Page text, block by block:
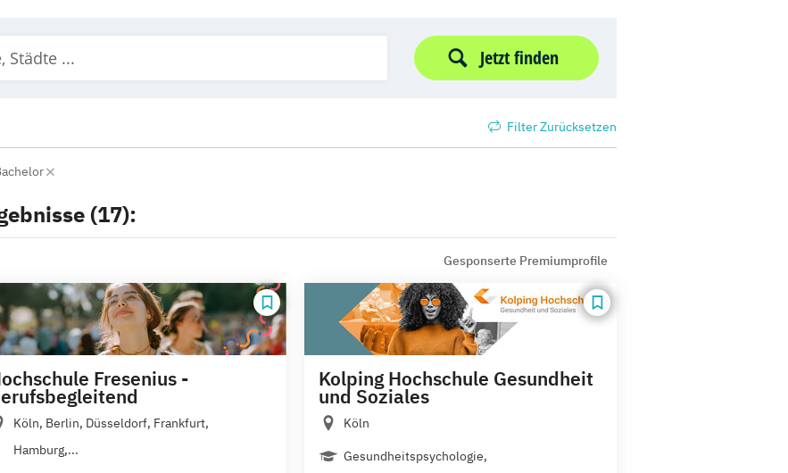
Jetzt finden
Filter Zurücksetzen
(17):
Gesponserte Premiumprofile
Fresenius -
Köln, Berlin, Düsseldorf, Frankfurt,
Hamburg,...
Kolping Hochschule Gesundheit
und Soziales
Köln
Gesundheitspsychologie,